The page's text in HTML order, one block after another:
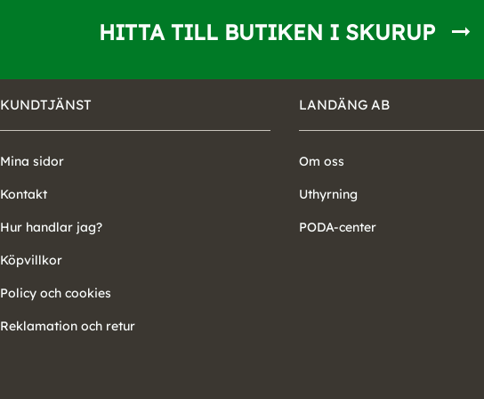
HITTA TILL BUTIKEN I SKURUP
KUNDTJÄNST
Mina sidor
Kontakt
Hur handlar jag?
Köpvillkor
Policy och cookies
Reklamation och retur
LANDÄNG AB
Om oss
Uthyrning
PODA-center